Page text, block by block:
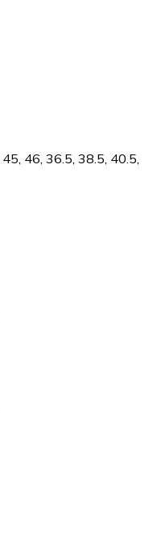
45 46 36.5 38.5 40.5